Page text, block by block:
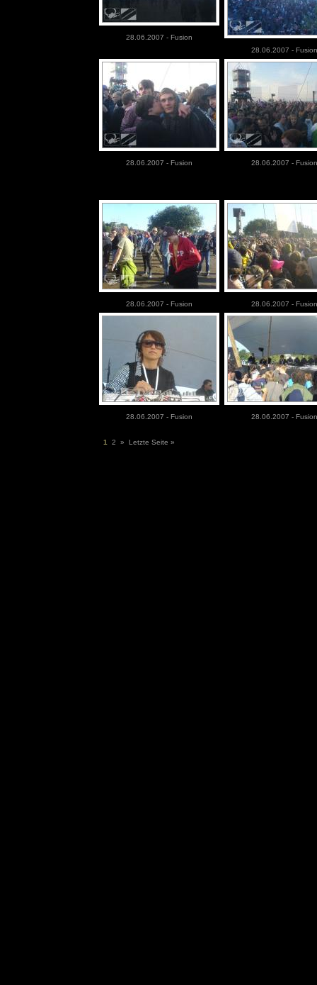
28.06.2007 - Fusion
28.06.2007 - Fusion
28.06.2007 - Fusion 28.06.2007 - Fusion
28.06.2007 - Fusion 28.06.2007 - Fusion
28.06.2007 - Fusion 28.06.2007 - Fusion
1 2 » Letzte Seite »